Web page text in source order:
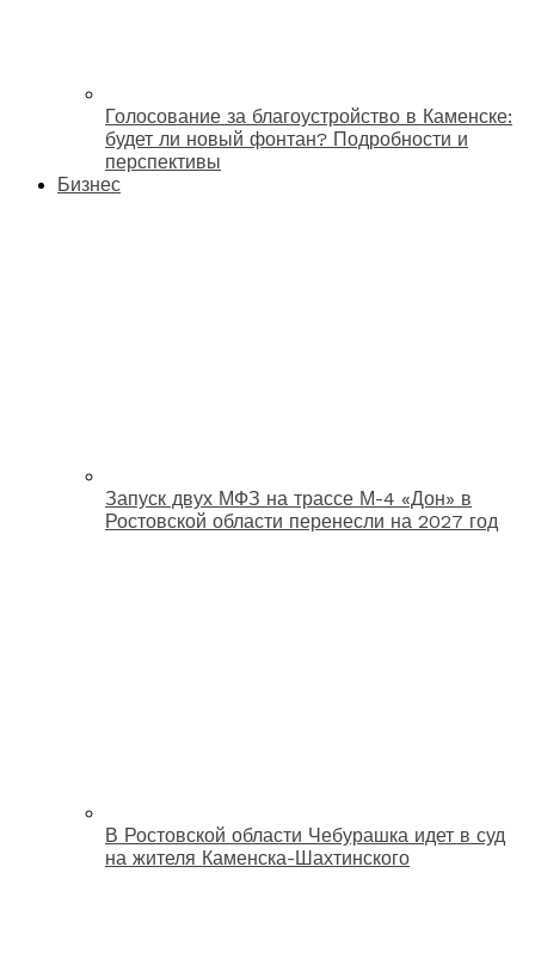
Голосование за благоустройство в Каменске:
будет ли новый фонтан? Подробности и
перспективы
Бизнес
Запуск двух МФЗ на трассе М-4 «Дон» в
Ростовской области перенесли на 2027 год
В Ростовской области Чебурашка идет в суд
на жителя Каменска-Шахтинского